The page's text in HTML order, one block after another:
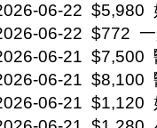
06-22 $5,980
06-22 $772
06-21 $7,500
06-21 $8,100
06-21 $1,120